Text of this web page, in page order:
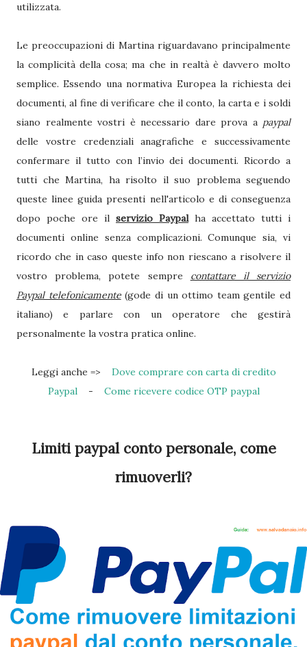
utilizzata.
Le preoccupazioni di Martina riguardavano principalmente
la complicità della cosa; ma che in realtà è davvero molto
semplice. Essendo una normativa Europea la richiesta dei
documenti, al fine di verificare che il conto, la carta e i soldi
siano realmente vostri è necessario dare prova a paypal
delle vostre credenziali anagrafiche e successivamente
confermare il tutto con l’invio dei documenti. Ricordo a
tutti che Martina, ha risolto il suo problema seguendo
queste linee guida presenti nell'articolo e di conseguenza
dopo poche ore il servizio Paypalha accettato tutti i
documenti online senza complicazioni. Comunque sia, vi
ricordo che in caso queste info non riescano a risolvere il
vostro problema, potete sempre contattare il servizio
Paypal telefonicamente(gode di un ottimo team gentile ed
italiano) e parlare con un operatore che gestirà
personalmente la vostra pratica online.
Leggi anche => Dove comprare con carta di credito
Paypal- Come ricevere codice OTP paypal
Limiti paypal conto personale, come
rimuoverli?